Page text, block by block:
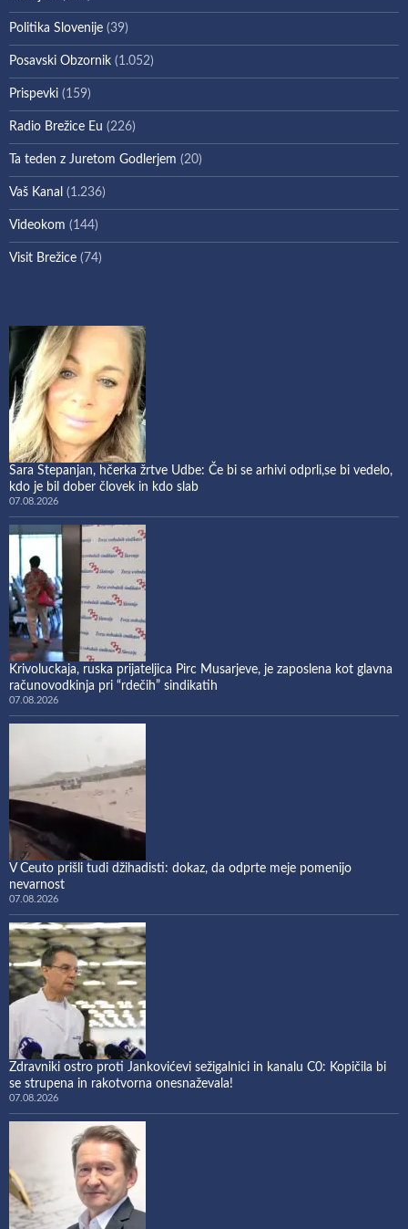
Politika Slovenije (39)
Posavski Obzornik (1.052)
Prispevki (159)
Radio Brežice Eu (226)
Ta teden z Juretom Godlerjem (20)
Vaš Kanal (1.236)
Videokom (144)
Visit Brežice (74)
Sara Stepanjan, hčerka žrtve Udbe: Če bi se arhivi odprli,se bi vedelo,
kdo je bil dober človek in kdo slab
07.08.2026
Krivoluckaja, ruska prijateljica Pirc Musarjeve, je zaposlena kot glavna
računovodkinja pri “rdečih” sindikatih
07.08.2026
V Ceuto prišli tudi džihadisti: dokaz, da odprte meje pomenijo
nevarnost
07.08.2026
Zdravniki ostro proti Jankovićevi sežigalnici in kanalu C0: Kopičila bi
se strupena in rakotvorna onesnaževala!
07.08.2026